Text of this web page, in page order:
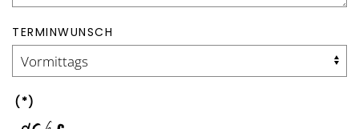
TERMINWUNSCH
(*)